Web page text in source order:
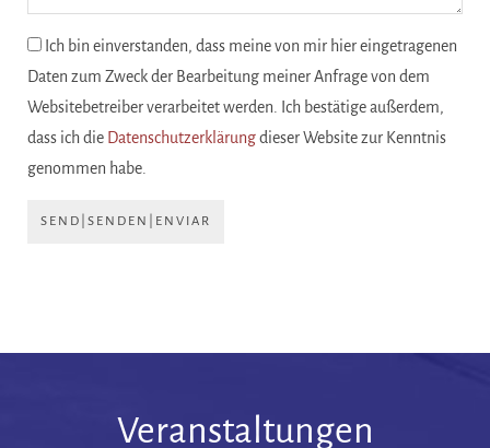
Ich bin einverstanden, dass meine von mir hier eingetragenen
Daten zum Zweck der Bearbeitung meiner Anfrage von dem
Websitebetreiber verarbeitet werden. Ich bestätige außerdem,
dass ich die Datenschutzerklärungdieser Website zur Kenntnis
genommen habe.
SEND|SENDEN|ENVIAR
Veranstaltungen